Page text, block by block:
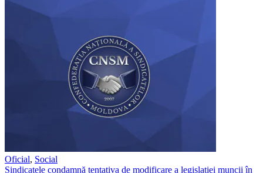
Oficial, Social
Sindicatele condamnă tentativa de modificare a legislației muncii în